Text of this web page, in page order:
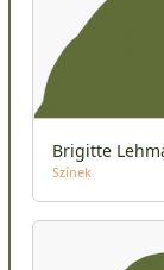
Brigitte
Színek